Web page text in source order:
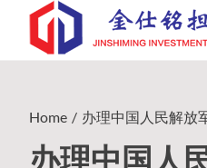
content
Home 办理中国人民解放
办理中国人